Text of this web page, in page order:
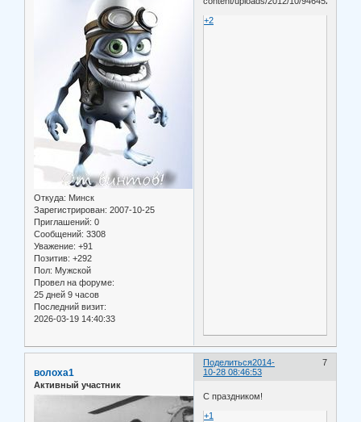
Откуда: Минск
Зарегистрирован: 2007-10-25
Приглашений: 0
Сообщений: 3308
Уважение: +91
Позитив: +292
Пол: Мужской
Провел на форуме:
25 дней 9 часов
Последний визит:
2026-03-19 14:40:33
+2
Поделиться 7
2014-
10-28 08:46:53
волоха1
Активный участник
С праздником!
+1